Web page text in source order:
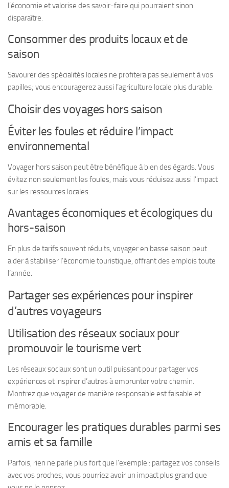
l’économie et valorise des savoir-faire qui pourraient sinon
disparaître.
Consommer des produits locaux et de
saison
Savourer des spécialités locales ne profitera pas seulement à vos
papilles; vous encouragerez aussi l’agriculture locale plus durable.
Choisir des voyages hors saison
Éviter les foules et réduire l’impact
environnemental
Voyager hors saison peut être bénéfique à bien des égards. Vous
évitez non seulement les foules, mais vous réduisez aussi l’impact
sur les ressources locales.
Avantages économiques et écologiques du
hors-saison
En plus de tarifs souvent réduits, voyager en basse saison peut
aider à stabiliser l’économie touristique, offrant des emplois toute
l’année.
Partager ses expériences pour inspirer
d’autres voyageurs
Utilisation des réseaux sociaux pour
promouvoir le tourisme vert
Les réseaux sociaux sont un outil puissant pour partager vos
expériences et inspirer d’autres à emprunter votre chemin.
Montrez que voyager de manière responsable est faisable et
mémorable.
Encourager les pratiques durables parmi ses
amis et sa famille
Parfois, rien ne parle plus fort que l’exemple : partagez vos conseils
avec vos proches; vous pourriez avoir un impact plus grand que